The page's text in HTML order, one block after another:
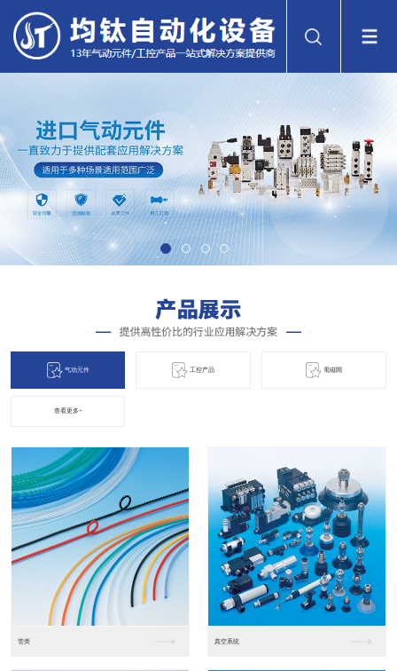
气动元件 工控产品 電磁閞
查看更多+
进口松下PLC2 进口松下PLC